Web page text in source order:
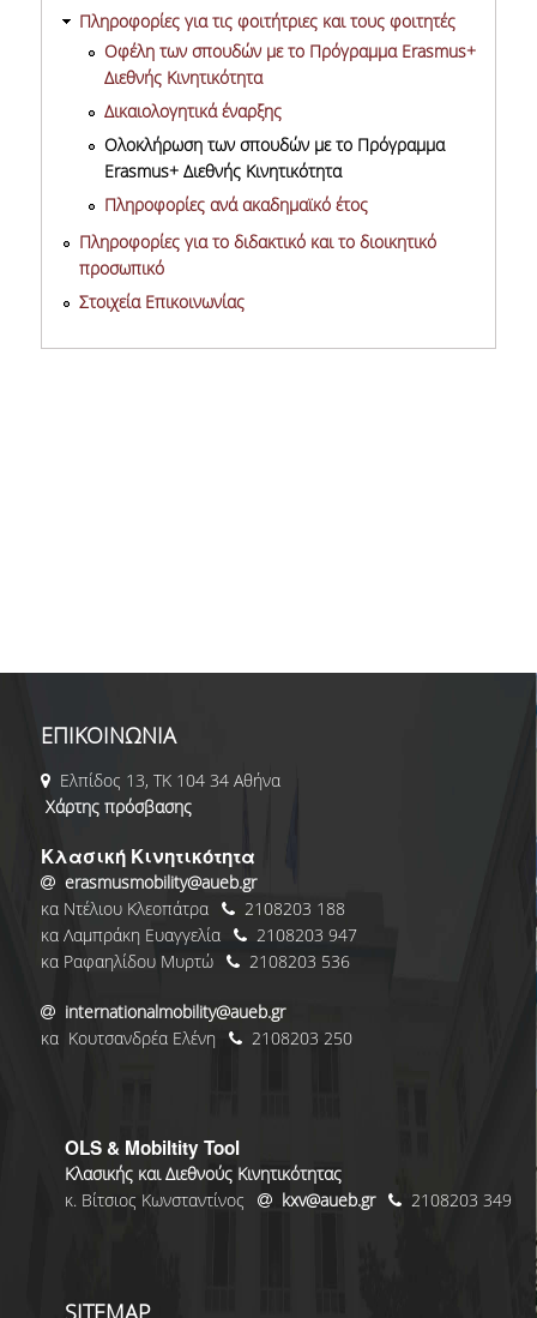
Πληροφορίες για τις φοιτήτριες και τους φοιτητές
Οφέλη των σπουδών με το Πρόγραμμα Erasmus+
Διεθνής Κινητικότητα
Δικαιολογητικά έναρξης
Ολοκλήρωση των σπουδών με το Πρόγραμμα
Erasmus+ Διεθνής Κινητικότητα
Πληροφορίες ανά ακαδημαϊκό έτος
Πληροφορίες για το διδακτικό και το διοικητικό
προσωπικό
Στοιχεία Επικοινωνίας
ΕΠΙΚΟΙΝΩΝΙΑ
Ελπίδος 13, ΤΚ 104 34 Αθήνα
Χάρτης πρόσβασης
Κλασική Κινητικότητα
erasmusmobility@aueb.gr
κα Ντέλιου Κλεοπάτρα
2108203 188
κα Λαμπράκη Ευαγγελία
2108203 947
κα Ραφαηλίδου Μυρτώ
2108203 536
internationalmobility@aueb.gr
κα Κουτσανδρέα Ελένη
2108203 250
OLS & Mobiltity Tool
Κλασικής και Διεθνούς Κινητικότητας
κ. Βίτσιος Κωνσταντίνος
kxv@aueb.gr 2108203 349
SITEMAP